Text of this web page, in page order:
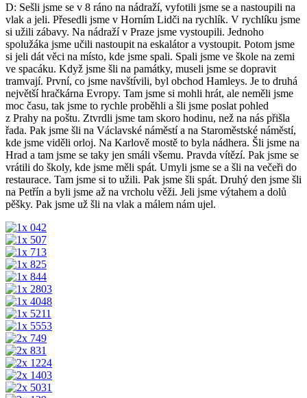
D: Sešli jsme se v 8 ráno na nádraží, vyfotili jsme se a nastoupili na
vlak a jeli. Přesedli jsme v Horním Lidči na rychlík. V rychlíku jsme
si užili zábavy. Na nádraží v Praze jsme vystoupili. Jednoho
spolužáka jsme učili nastoupit na eskalátor a vystoupit. Potom jsme
si jeli dát věci na místo, kde jsme spali. Spali jsme ve škole na zemi
ve spacáku. Když jsme šli na památky, museli jsme se dopravit
tramvají. První, co jsme navštívili, byl obchod Hamleys. Je to druhá
největší hračkárna Evropy. Tam jsme si mohli hrát, ale neměli jsme
moc času, tak jsme to rychle proběhli a šli jsme poslat pohled
z Prahy na poštu. Ztvrdli jsme tam skoro hodinu, než na nás přišla
řada. Pak jsme šli na Václavské náměstí a na Staroměstské náměstí,
kde jsme viděli orloj. Na Karlově mostě to byla nádhera. Šli jsme na
Hrad a tam jsme se taky jen smáli všemu. Pravda vítězí. Pak jsme se
vrátili do školy, kde jsme měli spát. Umyli jsme se a šli na večeři do
restaurace. Tam jsme si to užili. Pak jsme šli spát. Druhý den jsme šli
na Petřín a byli jsme až na vrcholu věži. Jeli jsme výtahem a dolů
pěšky. Pak jsme už šli na vlak a málem nám ujel.